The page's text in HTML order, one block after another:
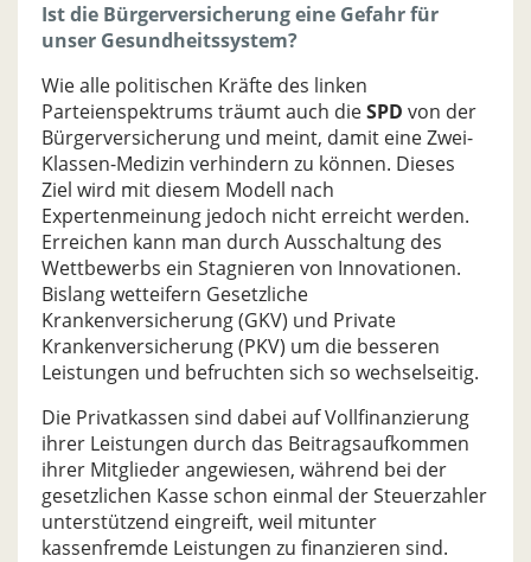
Ist die Bürgerversicherung eine Gefahr für
unser Gesundheitssystem?
Wie alle politischen Kräfte des linken
Parteienspektrums träumt auch dieSPD von der
Bürgerversicherung und meint, damit eine Zwei-
Klassen-Medizin verhindern zu können. Dieses
Ziel wird mit diesem Modell nach
Expertenmeinung jedoch nicht erreicht werden.
Erreichen kann man durch Ausschaltung des
Wettbewerbs ein Stagnieren von Innovationen.
Bislang wetteifern Gesetzliche
Krankenversicherung (GKV) und Private
Krankenversicherung (PKV) um die besseren
Leistungen und befruchten sich so wechselseitig.
Die Privatkassen sind dabei auf Vollfinanzierung
ihrer Leistungen durch das Beitragsaufkommen
ihrer Mitglieder angewiesen, während bei der
gesetzlichen Kasse schon einmal der Steuerzahler
unterstützend eingreift, weil mitunter
kassenfremde Leistungen zu finanzieren sind.